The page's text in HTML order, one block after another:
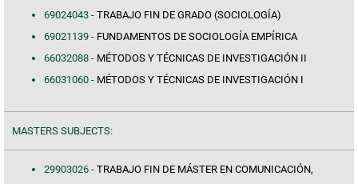
69024043 - TRABAJO FIN DE GRADO (SOCIOLOGÍA)
69021139 - FUNDAMENTOS DE SOCIOLOGÍA EMPÍRICA
66032088 - MÉTODOS Y TÉCNICAS DE INVESTIGACIÓN II
66031060 - MÉTODOS Y TÉCNICAS DE INVESTIGACIÓN I
MASTERS SUBJECTS:
29903026 - TRABAJO FIN DE MÁSTER EN COMUNICACIÓN,